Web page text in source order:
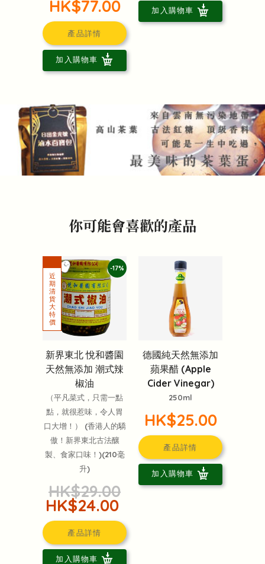
HK$77.00
產品詳情
加入購物車
加入購物車
你可能會喜歡的產品
-17%
新界東北 悅和醬園
天然無添加 潮式辣
椒油
（平凡菜式，只需一點
點，就很惹味，令人胃
口大增！） (香港人的驕
傲！新界東北古法釀
製、食家口味！)(210毫
升)
HK$29.00
HK$24.00
產品詳情
加入購物車
德國純天然無添加
蘋果醋 (Apple
Cider Vinegar)
250ml
HK$25.00
產品詳情
加入購物車